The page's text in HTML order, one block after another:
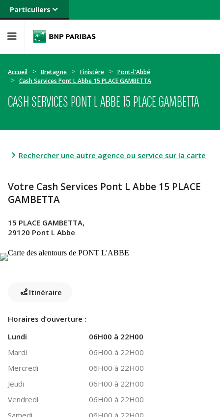
Particuliers
Banque privée
Entreprises
Accueil Bretagne Finistère
Pont-l'Abbé
Cash Services Pont L Abbe 15 PLACE GAMBETTA
CASH SERVICES PONT L ABBE 15 PLACE GAMBETTA
Rechercher une autre agence ou service sur la carte
Votre Cash Services Pont L Abbe 15 PLACE
GAMBETTA
15 PLACE GAMBETTA,
29120 Pont L Abbe
Itinéraire
Horaires d’ouverture :
Lundi
06H00 à 22H00
Mardi
06H00 à 22H00
Mercredi
06H00 à 22H00
Jeudi
06H00 à 22H00
Vendredi
06H00 à 22H00
Samedi
06H00 à 22H00